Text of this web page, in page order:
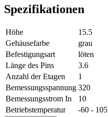
Spezifikationen
Höhe
15.5
Gehäusefarbe
grau
Befestigungsart
löten
Länge des Pins
3.6
Anzahl der Etagen
1
Bemessungsspannung 320
Bemessungsstrom In
10
Betriebstemperatur
-60 - 105